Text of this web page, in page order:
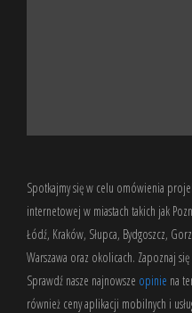
Spotkajmy się w celu omówienia
internetowej w miastach takich jak
Łódź, Kraków, Słupca, Bydgoszcz,
Warszawa oraz okolicach. Zapoznaj się
Sprawdź nasze najnowsze opinie na
również ceny aplikacji mobilnych i